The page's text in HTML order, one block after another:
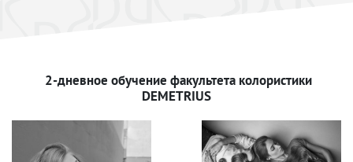
2-дневное обучение факультета колористики
DEMETRIUS